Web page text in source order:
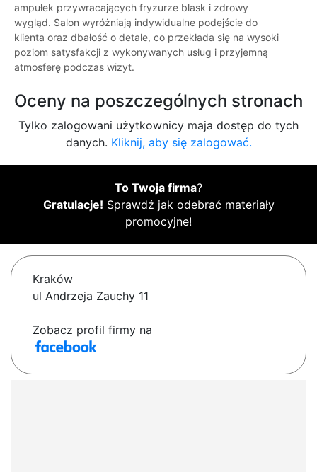
ampułek przywracających fryzurze blask i zdrowy
wygląd. Salon wyróżniają indywidualne podejście do
klienta oraz dbałość o detale, co przekłada się na wysoki
poziom satysfakcji z wykonywanych usług i przyjemną
atmosferę podczas wizyt.
Oceny na poszczególnych stronach
Tylko zalogowani użytkownicy maja dostęp do tych
danych. Kliknij, aby się zalogować.
To Twoja firma?
Gratulacje! Sprawdź jak odebrać materiały
promocyjne!
Kraków
ul Andrzeja Zauchy 11
Zobacz profil firmy na